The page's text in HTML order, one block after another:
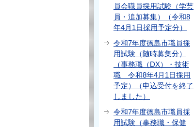
員会職員採用試験（学芸
員・追加募集）（令和8
年4月1日採用予定分）
令和7年度徳島市職員採
用試験（随時募集分）
（事務職（DX）・技術
職 令和8年4月1日採用
予定）（申込受付を終了
しました）
令和7年度徳島市職員採
用試験（事務職・保健